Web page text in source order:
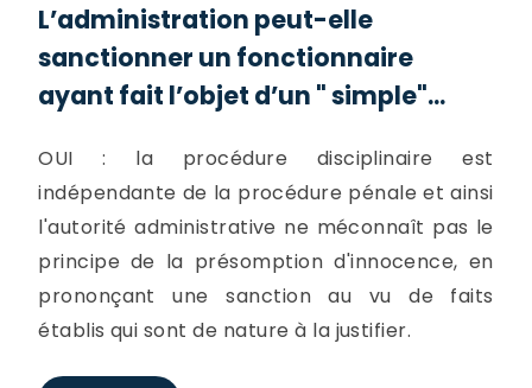
L’administration peut-elle
sanctionner un fonctionnaire
ayant fait l’objet d’un " simple"...
OUI : la procédure disciplinaire est
indépendante de la procédure pénale et ainsi
l'autorité administrative ne méconnaît pas le
principe de la présomption d'innocence, en
prononçant une sanction au vu de faits
établis qui sont de nature à la justifier.